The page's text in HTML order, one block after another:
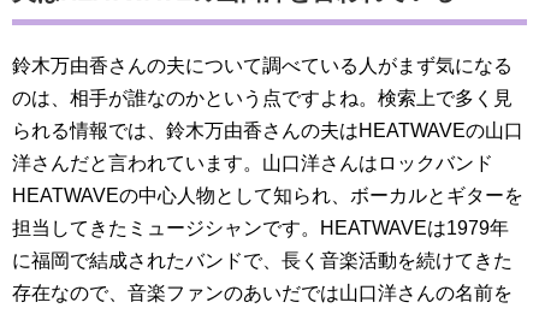
鈴木万由香さんの夫について調べている人がまず気になる
のは、相手が誰なのかという点ですよね。検索上で多く見
られる情報では、鈴木万由香さんの夫はHEATWAVEの山口
洋さんだと言われています。山口洋さんはロックバンド
HEATWAVEの中心人物として知られ、ボーカルとギターを
担当してきたミュージシャンです。HEATWAVEは1979年
に福岡で結成されたバンドで、長く音楽活動を続けてきた
存在なので、音楽ファンのあいだでは山口洋さんの名前を